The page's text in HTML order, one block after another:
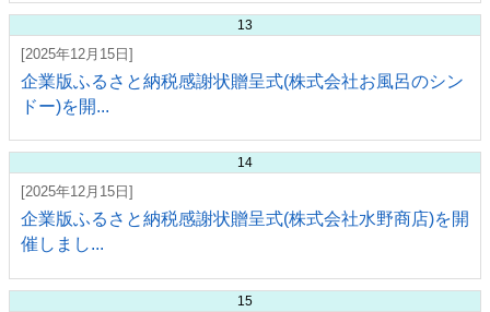
13
[2025年12月15日]
企業版ふるさと納税感謝状贈呈式(株式会社お風呂のシン
ドー)を開...
14
[2025年12月15日]
企業版ふるさと納税感謝状贈呈式(株式会社水野商店)を開
催しまし...
15